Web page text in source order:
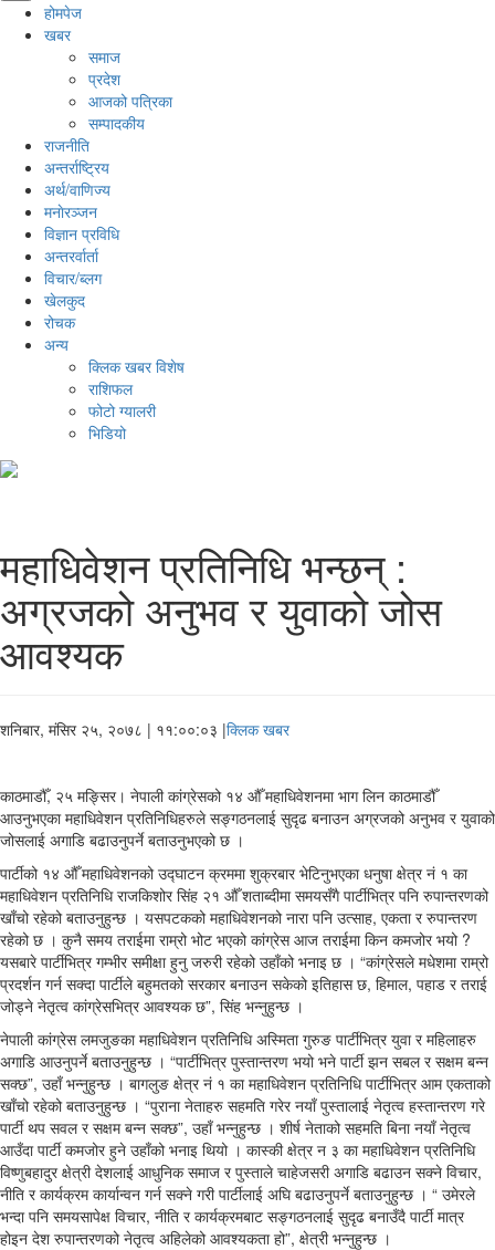
होमपेज
खबर
समाज
प्रदेश
आजको पत्रिका
सम्पादकीय
राजनीति
अन्तर्राष्ट्रिय
अर्थ/वाणिज्य
मनाेरञ्जन
विज्ञान प्रविधि
अन्तरर्वार्ता
विचार/ब्लग
खेलकुद
रोचक
अन्य
क्लिक खबर विशेष
राशिफल
फोटो ग्यालरी
भिडियो
महाधिवेशन प्रतिनिधि भन्छन् :
अग्रजको अनुभव र युवाको जोस
आवश्यक
शनिबार, मंसिर २५, २०७८ | ११:००:०३ |क्लिक खबर
काठमाडौँ, २५ मङ्सिर। नेपाली कांग्रेसको १४ औँ महाधिवेशनमा भाग लिन काठमाडौँ
आउनुभएका महाधिवेशन प्रतिनिधिहरुले सङ्गठनलाई सुदृढ बनाउन अग्रजको अनुभव र युवाको
जोसलाई अगाडि बढाउनुपर्ने बताउनुभएको छ ।
पार्टीको १४ औँ महाधिवेशनको उद्घाटन क्रममा शुक्रबार भेटिनुभएका धनुषा क्षेत्र नं १ का
महाधिवेशन प्रतिनिधि राजकिशोर सिंह २१ औँ शताब्दीमा समयसँगै पार्टीभित्र पनि रुपान्तरणको
खाँचो रहेको बताउनुहुन्छ । यसपटकको महाधिवेशनको नारा पनि उत्साह, एकता र रुपान्तरण
रहेको छ । कुनै समय तराईमा राम्रो भोट भएको कांग्रेस आज तराईमा किन कमजोर भयो ?
यसबारे पार्टीभित्र गम्भीर समीक्षा हुनु जरुरी रहेको उहाँको भनाइ छ । “कांग्रेसले मधेशमा राम्रो
प्रदर्शन गर्न सक्दा पार्टीले बहुमतको सरकार बनाउन सकेको इतिहास छ, हिमाल, पहाड र तराई
जोड्ने नेतृत्व कांग्रेसभित्र आवश्यक छ”, सिंह भन्नुहुन्छ ।
नेपाली कांग्रेस लमजुङका महाधिवेशन प्रतिनिधि अस्मिता गुरुङ पार्टीभित्र युवा र महिलाहरु
अगाडि आउनुपर्ने बताउनुहुन्छ । “पार्टीभित्र पुस्तान्तरण भयो भने पार्टी झन सबल र सक्षम बन्न
सक्छ”, उहाँ भन्नुहुन्छ । बागलुङ क्षेत्र नं १ का महाधिवेशन प्रतिनिधि पार्टीभित्र आम एकताको
खाँचो रहेको बताउनुहुन्छ । “पुराना नेताहरु सहमति गरेर नयाँ पुस्तालाई नेतृत्व हस्तान्तरण गरे
पार्टी थप सवल र सक्षम बन्न सक्छ”, उहाँ भन्नुहुन्छ । शीर्ष नेताको सहमति बिना नयाँ नेतृत्व
आउँदा पार्टी कमजोर हुने उहाँको भनाइ थियो । कास्की क्षेत्र न ३ का महाधिवेशन प्रतिनिधि
विष्णुबहादुर क्षेत्री देशलाई आधुनिक समाज र पुस्ताले चाहेजसरी अगाडि बढाउन सक्ने विचार,
नीति र कार्यक्रम कार्यान्वन गर्न सक्ने गरी पार्टीलाई अघि बढाउनुपर्ने बताउनुहुन्छ । “ उमेरले
भन्दा पनि समयसापेक्ष विचार, नीति र कार्यक्रमबाट सङ्गठनलाई सुदृढ बनाउँदै पार्टी मात्र
होइन देश रुपान्तरणको नेतृत्व अहिलेको आवश्यकता हो”, क्षेत्री भन्नुहुन्छ ।